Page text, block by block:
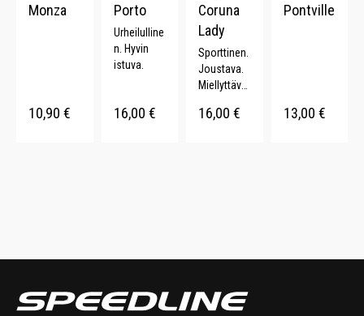
Monza
10,90 €
Porto
Urheilulline
n. Hyvin
istuva.
16,00 €
Coruna
Lady
Sporttinen.
Joustava.
Miellyttävä.
Neon värit.
16,00 €
Pontville
13,00 €